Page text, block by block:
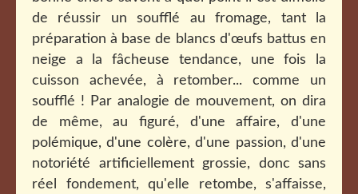
de réussir un soufflé au fromage, tant la
préparation à base de blancs d'œufs battus en
neige a la fâcheuse tendance, une fois la
cuisson achevée, à retomber... comme un
soufflé ! Par analogie de mouvement, on dira
de même, au figuré, d'une affaire, d'une
polémique, d'une colère, d'une passion, d'une
notoriété artificiellement grossie, donc sans
réel fondement, qu'elle retombe, s'affaisse,